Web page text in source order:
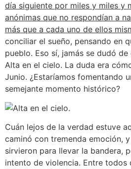
día siguiente por miles y miles y
anónimas que no respondían a
más que a cada uno de ellos
conciliar el sueño, pensando en
pueblo. Eso sí, jamás se dudó
Alta en el cielo. La duda era
Junio. ¿Estaríamos fomentando
semejante momento histórico?
Cuán lejos de la verdad estuve
caminó con tremenda emoción,
sirvieron para llevar la bandera,
intento de violencia. Entre todos